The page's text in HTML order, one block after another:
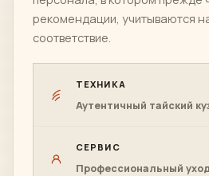
рекомендации, учитываются
соответствие.
ТЕХНИКА
Аутентичный тайский
СЕРВИС
Профессиональный